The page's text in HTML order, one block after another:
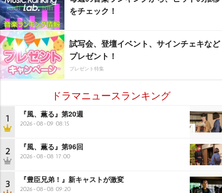
をチェック！
試写会、登壇イベント、サインチェキなど
プレゼント！
プレゼント特集
ドラマニュースランキング
1 『風、薫る』第20週
2026-08-09 08:15
2 『風、薫る』第96回
2026-08-08 17:00
3 『豊臣兄弟！』新キャストが激変
2026-08-08 09:20